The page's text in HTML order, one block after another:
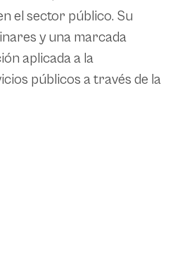
el sector público. Su
y una marcada
aplicada a la
públicos a través de la